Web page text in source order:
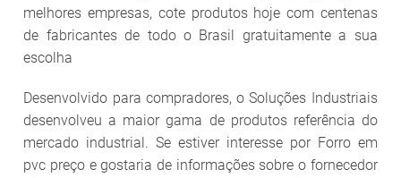
melhores empresas, cote produtos hoje com centenas
de fabricantes de todo o Brasil gratuitamente a sua
escolha
Desenvolvido para compradores, o Soluções Industriais
desenvolveu a maior gama de produtos referência do
mercado industrial. Se estiver interesse por Forro em
pvc preço e gostaria de informações sobre o fornecedor